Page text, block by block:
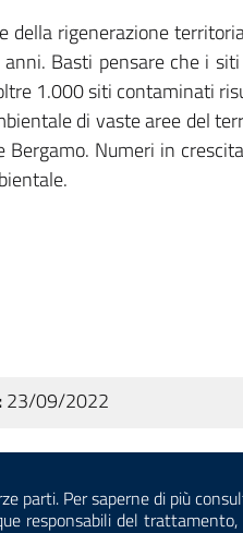
parti. Per saperne di più
responsabili del
della rigenerazione
Basti pensare che i
1.000 siti contaminati
di vaste aree del
Bergamo. Numeri in
23/09/2022
TRASPARENTE